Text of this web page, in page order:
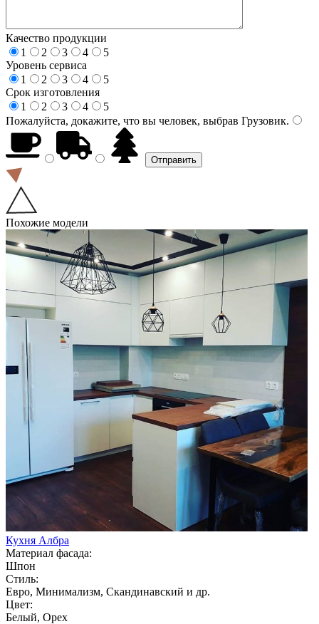
Качество продукции
1
2 3 4
5
Уровень сервиса
1
2 3 4
5
Срок изготовления
1
2 3 4
5
Пожалуйста, докажите, что вы человек, выбрав Грузовик.
Похожие модели
Кухня Албра
Материал фасада:
Шпон
Стиль:
Евро, Минимализм, Скандинавский и др.
Цвет:
Белый, Орех